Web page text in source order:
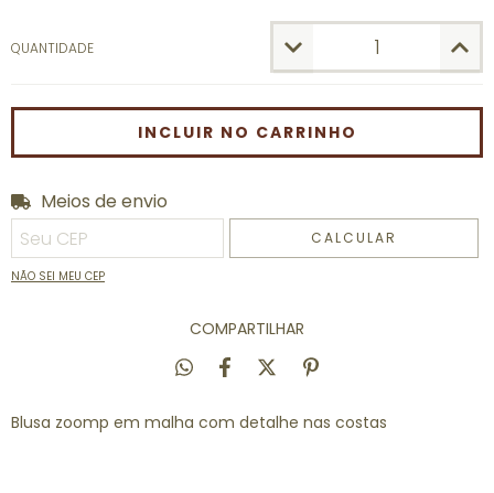
QUANTIDADE
Entregas para o CEP:
Meios de envio
CALCULAR
NÃO SEI MEU CEP
COMPARTILHAR
Blusa zoomp em malha com detalhe nas costas